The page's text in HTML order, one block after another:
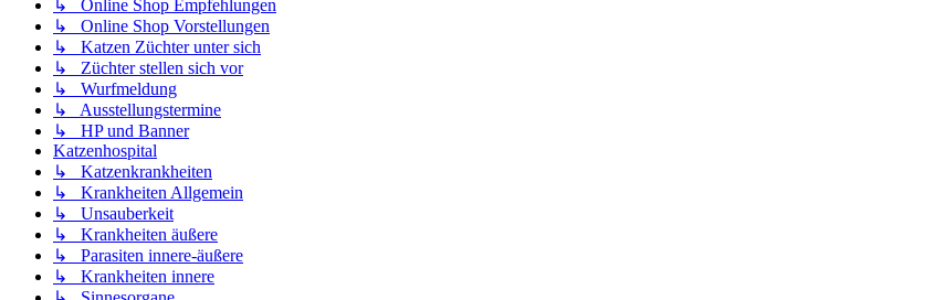
↳ Online Shop Empfehlungen
↳ Online Shop Vorstellungen
↳ Katzen Züchter unter sich
↳ Züchter stellen sich vor
↳ Wurfmeldung
↳ Ausstellungstermine
↳ HP und Banner
Katzenhospital
↳ Katzenkrankheiten
↳ Krankheiten Allgemein
↳ Unsauberkeit
↳ Krankheiten äußere
↳ Parasiten innere-äußere
↳ Krankheiten innere